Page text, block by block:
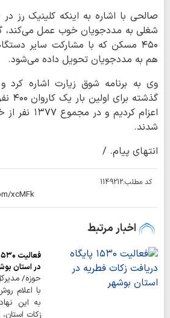
صالحی با اشاره به اینکه کلینیک رز
شغلی به مددجویان خوب عمل می‌کند،
۴۵۰ مسکن که با مشارکت سایر
هم به مددجویان تحویل داده می‌شود.
وی به برنامه شوق زیارت اشاره کرد
اعزام کردیم
شدند.
انتهای پیام. /
کد مطلب:1149212
اخبار مرتبط
در استان
حوزه/
با اعلام
به این